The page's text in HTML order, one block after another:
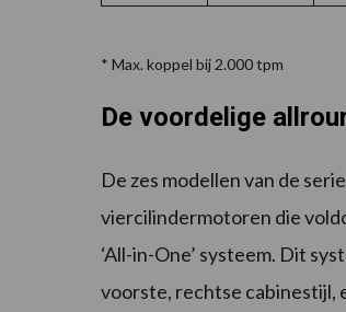
* Max. koppel bij 2.000 tpm
De voordelige
De zes modellen van de
viercilindermotoren die
‘All-in-One’ systeem. Dit
voorste, rechtse cabinestijl,